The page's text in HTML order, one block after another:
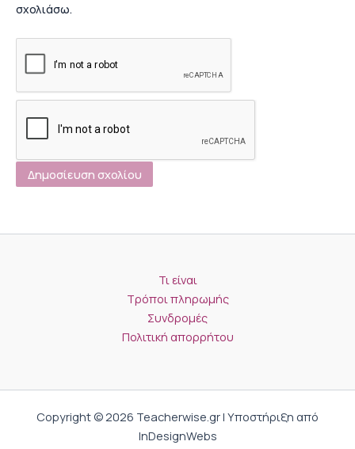
σχολιάσω.
Τι είναι
Τρόποι πληρωμής
Συνδρομές
Πολιτική απορρήτου
Copyright © 2026 Teacherwise.gr | Υποστήριξη από
InDesignWebs